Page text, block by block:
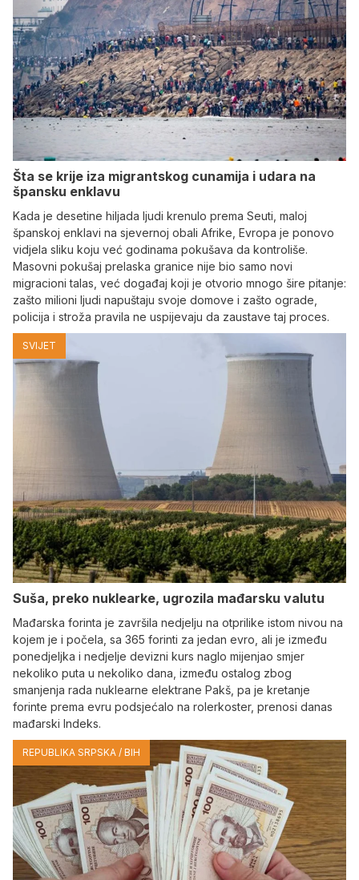
Šta se krije iza migrantskog cunamija i udara na
špansku enklavu
Kada je desetine hiljada ljudi krenulo prema Seuti, maloj
španskoj enklavi na sjevernoj obali Afrike, Evropa je ponovo
vidjela sliku koju već godinama pokušava da kontroliše.
Masovni pokušaj prelaska granice nije bio samo novi
migracioni talas, već događaj koji je otvorio mnogo šire pitanje:
zašto milioni ljudi napuštaju svoje domove i zašto ograde,
policija i stroža pravila ne uspijevaju da zaustave taj proces.
SVIJET
Suša, preko nuklearke, ugrozila mađarsku valutu
Mađarska forinta je završila nedjelju na otprilike istom nivou na
kojem je i počela, sa 365 forinti za jedan evro, ali je između
ponedjeljka i nedjelje devizni kurs naglo mijenjao smjer
nekoliko puta u nekoliko dana, između ostalog zbog
smanjenja rada nuklearne elektrane Pakš, pa je kretanje
forinte prema evru podsjećalo na rolerkoster, prenosi danas
mađarski Indeks.
REPUBLIKA SRPSKA / BIH